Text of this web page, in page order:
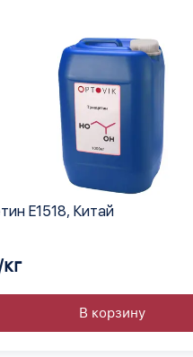
E1518, Китай
В корзину